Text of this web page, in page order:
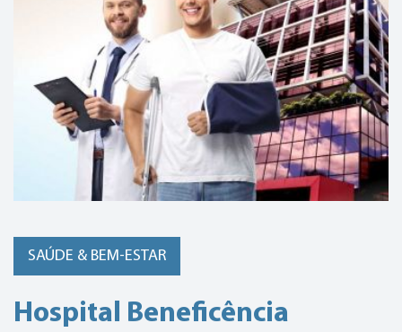
SAÚDE & BEM-ESTAR
Hospital Beneficência